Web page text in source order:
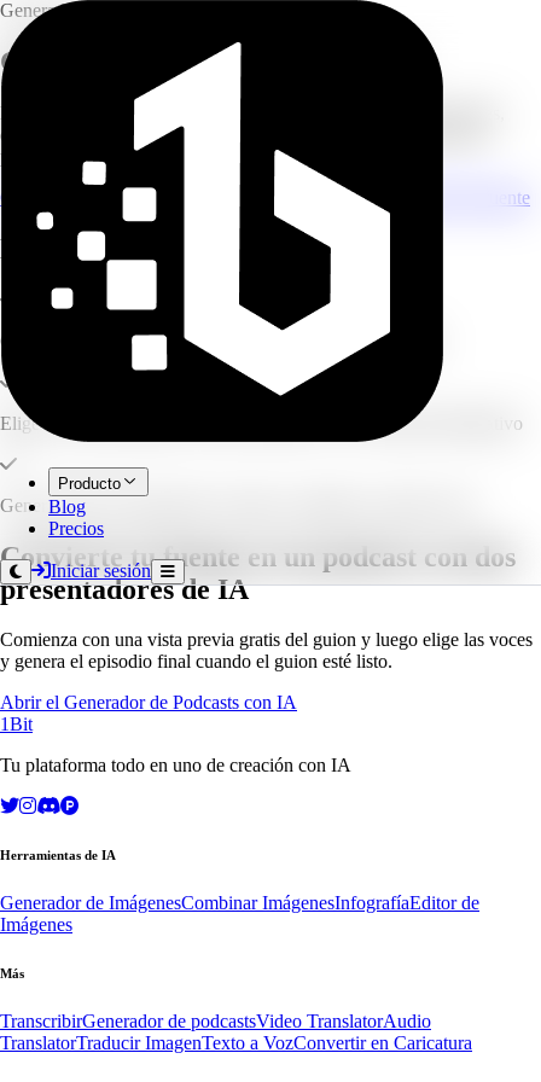
Producto
Blog
Precios
Iniciar sesión
Generador de Podcasts con IA
Generador de YouTube a pódcast
Pega un enlace de YouTube o una transcripción y convierte clases,
entrevistas, tutoriales y videos largos en una conversación estilo
pódcast.
Generar vista previa gratis del guion Explorar todos los tipos de fuente
Lo que puedes crear
Crea resúmenes de pódcast a partir de videos de YouTube
Elige un estilo profundo, casual, educativo o de resumen informativo
Genera audio, transcripción, resumen, capítulos y puntos clave
Convierte tu fuente en un podcast con dos
presentadores de IA
Comienza con una vista previa gratis del guion y luego elige las voces
y genera el episodio final cuando el guion esté listo.
Abrir el Generador de Podcasts con IA
1Bit
Tu plataforma todo en uno de creación con IA
Herramientas de IA
Generador de ImágenesCombinar ImágenesInfografíaEditor de
Imágenes
Más
TranscribirGenerador de podcastsVideo TranslatorAudio
TranslatorTraducir ImagenTexto a VozConvertir en Caricatura